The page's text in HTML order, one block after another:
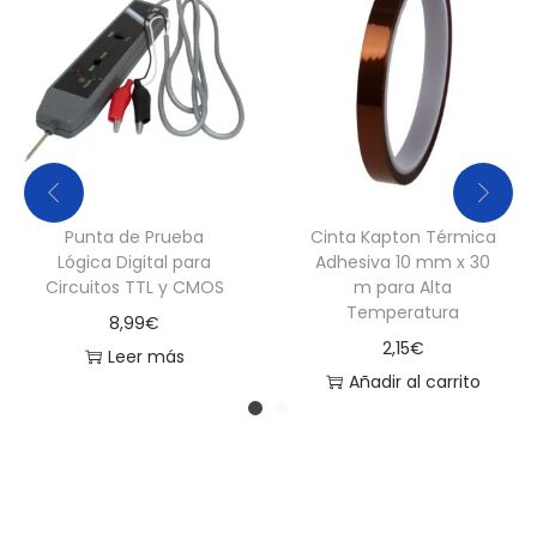
Punta de Prueba
Lógica Digital para
Circuitos TTL y CMOS
8,99€
Leer más
Cinta Kapton Térmica
Adhesiva 10 mm x 30
m para Alta
Temperatura
2,15€
Añadir al carrito